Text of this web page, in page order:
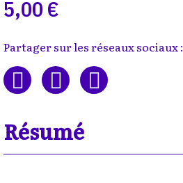
5,00 €
Partager sur les réseaux sociaux :
Résumé